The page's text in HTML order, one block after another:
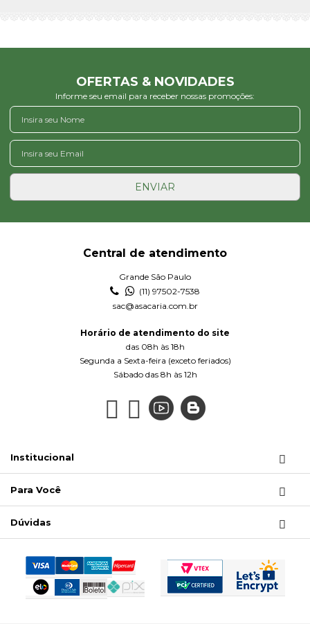
OFERTAS & NOVIDADES
Informe seu email para receber nossas promoções:
ENVIAR
Central de atendimento
Grande São Paulo
(11) 97502-7538
sac@asacaria.com.br
Horário de atendimento do site
das 08h às 18h
Segunda a Sexta-feira (exceto feriados)
Sábado das 8h às 12h
Institucional
Para Você
Dúvidas